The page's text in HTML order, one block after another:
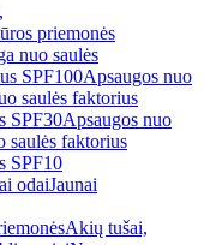
priemonės
nuo saulės
SPF100Apsaugos nuo
saulės faktorius
SPF30Apsaugos nuo
saulės faktorius
SPF10
odaiJaunai
Akių tušai,